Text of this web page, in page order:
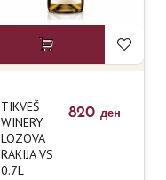
TIKVEŠ
WINERY
LOZOVA
RAKIJA VS
0.7L
820 ден